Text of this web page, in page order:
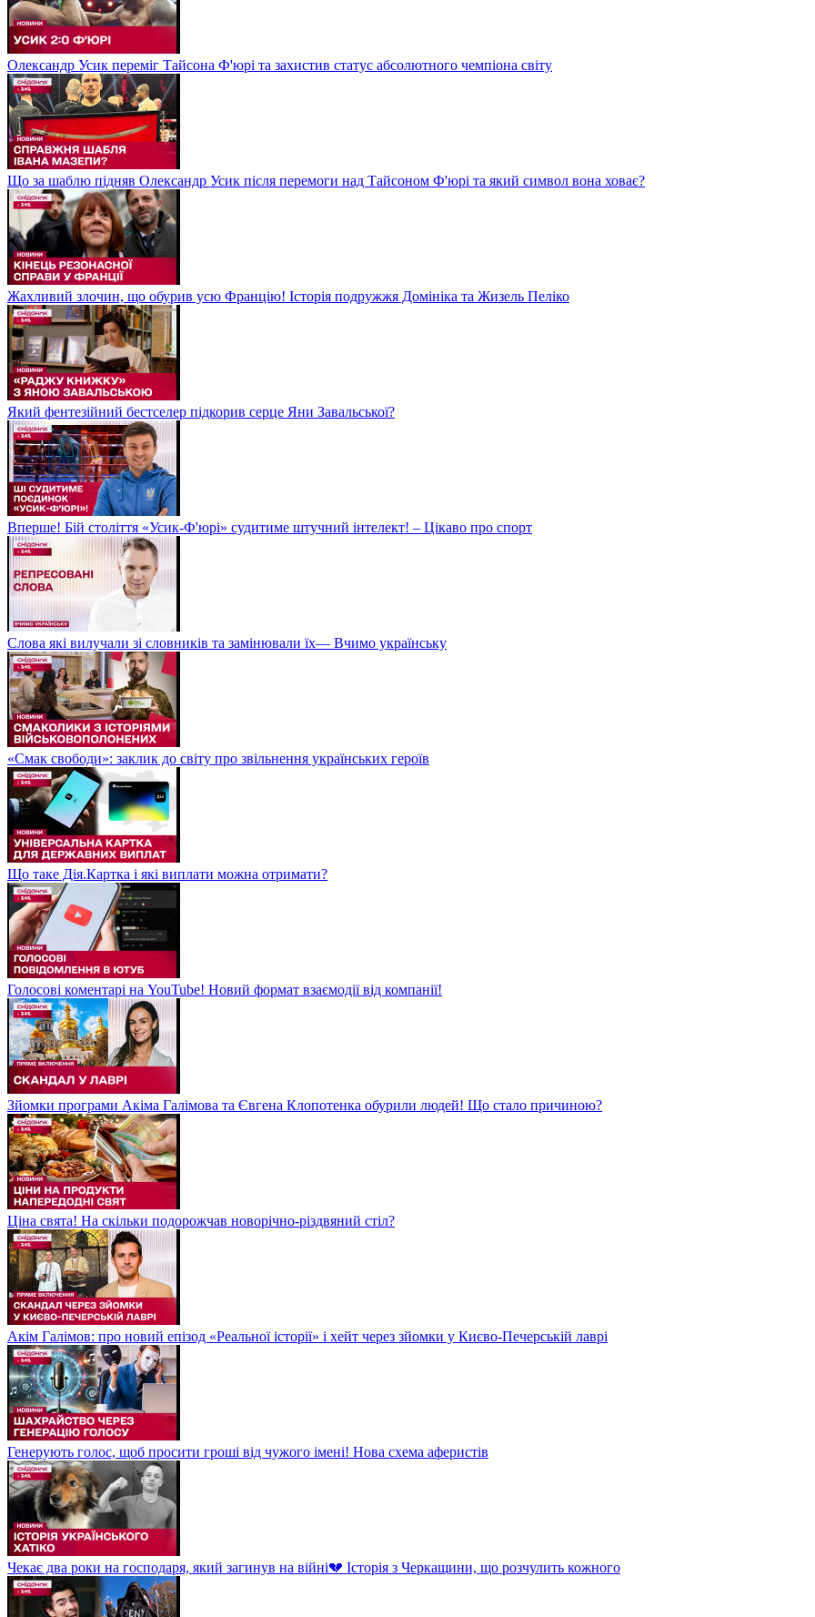
Олександр Усик переміг Тайсона Ф'юрі та захистив статус абсолютного чемпіона світу
Що за шаблю підняв Олександр Усик після перемоги над Тайсоном Ф'юрі та який символ вона ховає?
Жахливий злочин, що обурив усю Францію! Історія подружжя Домініка та Жизель Пеліко
Який фентезійний бестселер підкорив серце Яни Завальської?
Вперше! Бій століття «Усик-Ф'юрі» судитиме штучний інтелект! – Цікаво про спорт
Слова які вилучали зі словників та замінювали їх— Вчимо українську
«Смак свободи»: заклик до світу про звільнення українських героїв
Що таке Дія.Картка і які виплати можна отримати?
Голосові коментарі на YouTube! Новий формат взаємодії від компанії!
Зйомки програми Акіма Галімова та Євгена Клопотенка обурили людей! Що стало причиною?
Ціна свята! На скільки подорожчав новорічно-різдвяний стіл?
Акім Галімов: про новий епізод «Реальної історії» і хейт через зйомки у Києво-Печерській лаврі
Генерують голос, щоб просити гроші від чужого імені! Нова схема аферистів
Чекає два роки на господаря, який загинув на війні💔 Історія з Черкащини, що розчулить кожного